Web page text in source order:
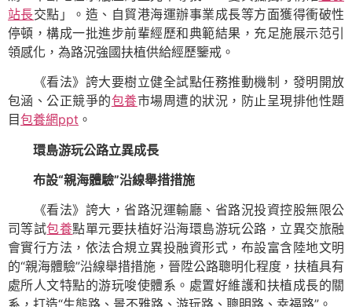
站長交點」。造、自貿港海運辦事業成長等方面獲得衝破性
停頓，構成一批進步前輩經歷和典範結果，充足施展示范引
領感化，為路況強國扶植供給經歷鑒戒。
《看法》誇大要樹立健全試點任務推動機制，發明開放
包涵、公正競爭的包養市場周遭的狀況，防止呈現排他性題
目包養網ppt 。
環島游玩公路立異成長
布設“親海體驗”沿線舉措措施
《看法》誇大，省路況運輸廳、省路況投資控股無限公
司等試包養點單元要扶植好沿海環島游玩公路，立異交旅融
會實行方法，依法合規立異投融資形式，布設富含陸地文明
的“親海體驗”沿線舉措措施，晉陞公路聰明化程度，扶植具有
處所人文特點的游玩唆使體系。處置好維護和扶植成長的關